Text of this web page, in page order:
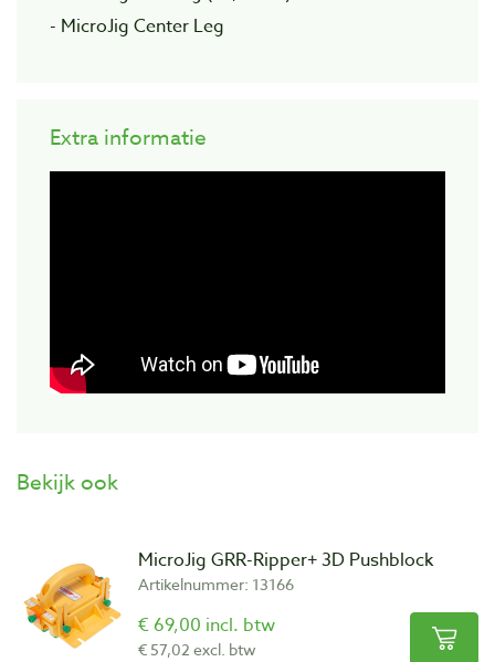
- MicroJig Center Leg
Extra informatie
Bekijk ook
MicroJig GRR-Ripper+ 3D Pushblock
Artikelnummer: 13166
€ 69,00 incl. btw
€ 57,02 excl. btw